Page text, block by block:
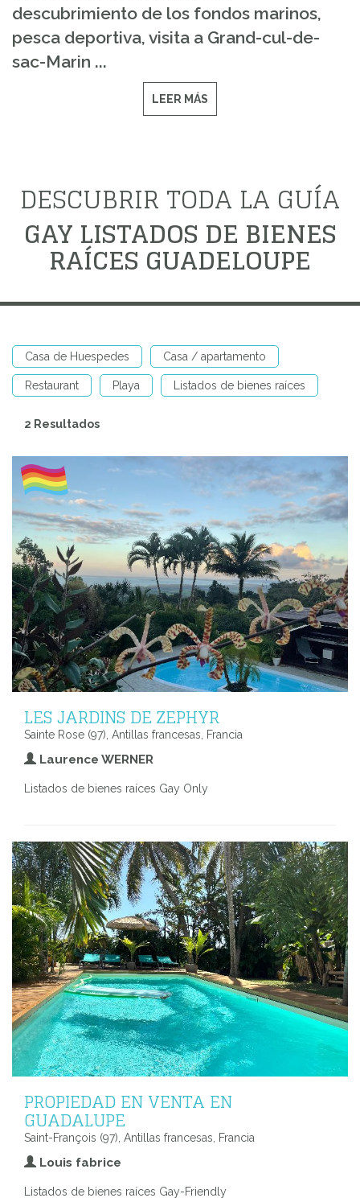
descubrimiento de los fondos marinos,
pesca deportiva, visita a Grand-cul-de-
sac-Marin ...
LEER MÁS
DESCUBRIR TODA LA GUÍA
GAY LISTADOS DE BIENES
RAÍCES GUADELOUPE
Casa de Huespedes Casa / apartamento
Restaurant Playa Listados de bienes raíces
2 Resultados
LES JARDINS DE ZEPHYR
Sainte Rose (97), Antillas francesas, Francia
Laurence WERNER
Listados de bienes raíces Gay Only
PROPIEDAD EN VENTA EN
GUADALUPE
Saint-François (97), Antillas francesas, Francia
Louis fabrice
Listados de bienes raíces Gay-Friendly